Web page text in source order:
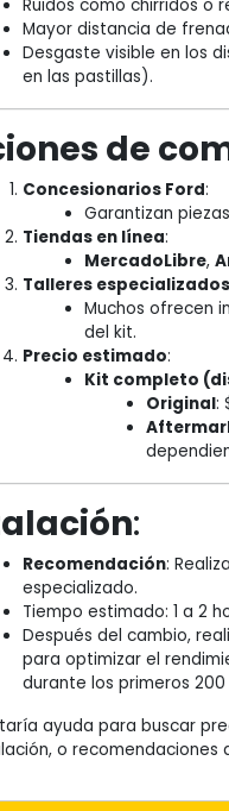
Ruidos como chirridos o
Mayor distancia de
Desgaste visible en los
en las pastillas).
de
Concesionarios Ford:
Garantizan
Tiendas en línea:
MercadoLibre,
Talleres especializados
Muchos ofrecen
del kit.
Precio estimado:
Kit completo
Original:
:
Recomendación:
especializado.
Tiempo estimado: 1 a 2
Después del cambio,
para optimizar el
durante los primeros 200
ayuda para buscar
o recomendaciones